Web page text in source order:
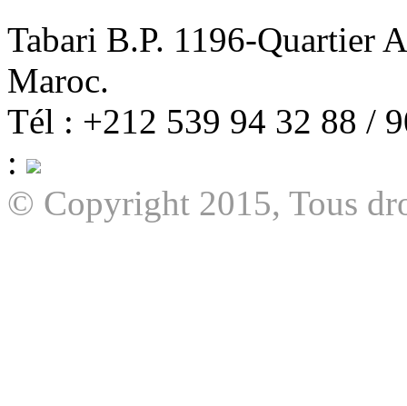
Tabari B.P. 1196-Quartier
Maroc.
Tél : +212 539 94 32 88 /
:
© Copyright 2015, Tous